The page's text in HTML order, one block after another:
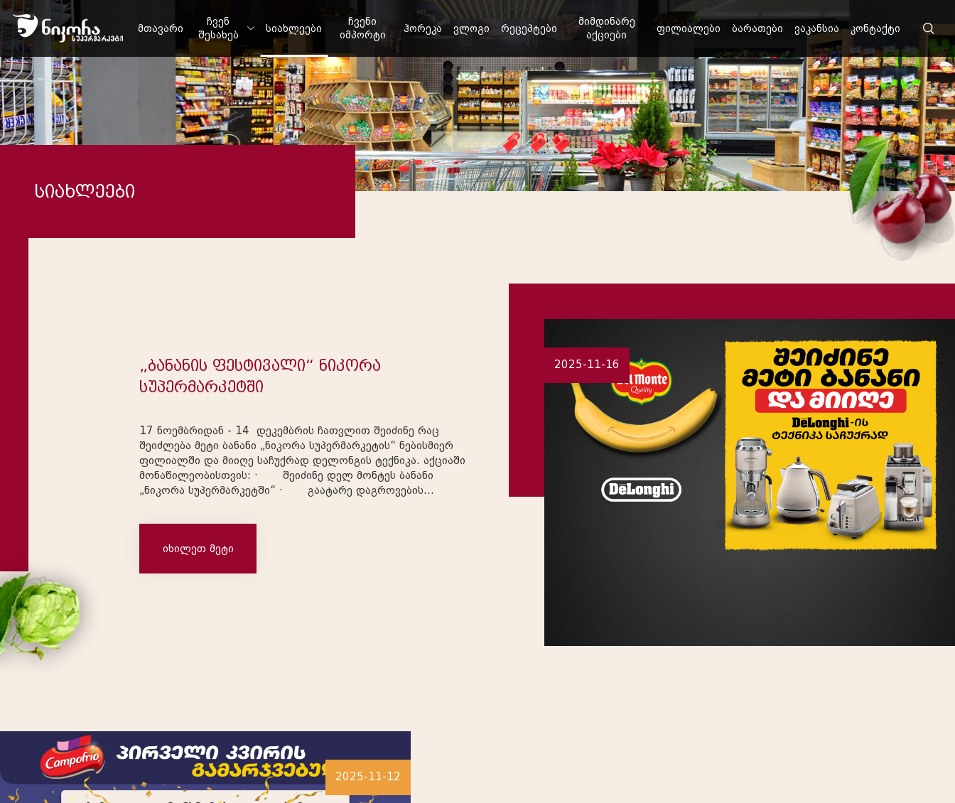
მთავარი
ჩვენ
შესახებ
სიახლეები
ჩვენი
იმპორტი
ჰორეკა ვლოგი რეცეპტები
მიმდინარე
აქციები
ფილიალები ბარათები ვაკანსია კონტაქტი
სიახლეები
2025-11-16
„ბანანის ფესტივალი“ ნიკორა
სუპერმარკეტში
17 ნოემბრიდან - 14 დეკემბრის ჩათვლით შეიძინე რაც
შეიძლება მეტი ბანანი „ნიკორა სუპერმარკეტის“ ნებისმიერ
ფილიალში და მიიღე საჩუქრად დელონგის ტექნიკა. აქციაში
მონაწილეობისთვის: · შეიძინე დელ მონტეს ბანანი
„ნიკორა სუპერმარკეტში“ · გაატარე დაგროვების
იხილეთ მეტი
2025-11-12